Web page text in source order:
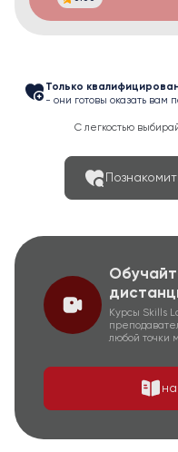
Только
- они готовы оказать вам
С легкостью
Курсы Skills
любой точки